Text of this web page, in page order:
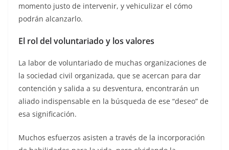
momento justo de intervenir, y vehiculizar el cómo
podrán alcanzarlo.
El rol del voluntariado y los valores
La labor de voluntariado de muchas organizaciones de
la sociedad civil organizada, que se acercan para dar
contención y salida a su desventura, encontrarán un
aliado indispensable en la búsqueda de ese “deseo” de
esa significación.
Muchos esfuerzos asisten a través de la incorporación